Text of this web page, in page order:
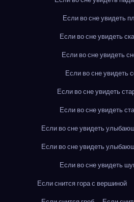
Если во сне увидеть
Если во сне увидеть
Если во сне увидеть
Если во сне увидеть
Если во сне увидеть
Если во сне увидеть
Если во сне увидеть
Если во сне увидеть
Если во сне увидеть
Если снится гора с вершиной